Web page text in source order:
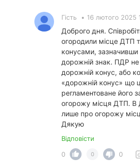
Гість • 16 лютого 2025
Доброго дня.
огородили місце ДТП
конусами,
дорожній знак. ПДР не
дорожній конус, або
«дорожній конус» що
регламентоване його
огорожу місця ДТП. В
лише про огорожу
Дякую
Відповісти
0
0 0